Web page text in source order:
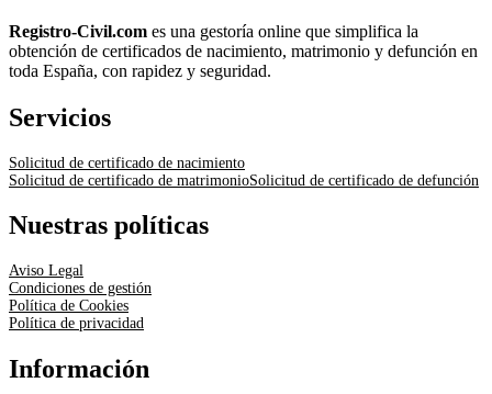
Registro-Civil.com es una gestoría online que simplifica la
obtención de certificados de nacimiento, matrimonio y defunción en
toda España, con rapidez y seguridad.
Servicios
Solicitud de certificado de nacimiento
Solicitud de certificado de matrimonioSolicitud de certificado de defunción
Nuestras políticas
Aviso Legal
Condiciones de gestión
Política de Cookies
Política de privacidad
Información